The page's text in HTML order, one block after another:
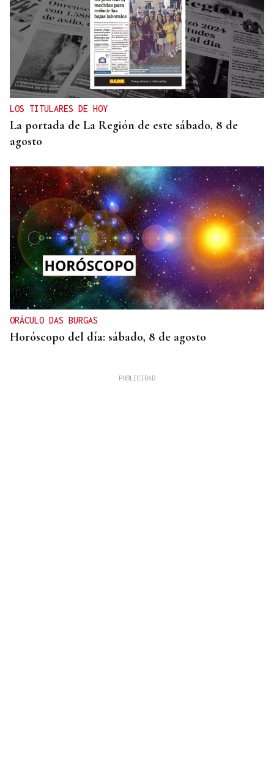
LOS TITULARES DE HOY
La portada de La Región de este sábado, 8 de
agosto
ORÁCULO DAS BURGAS
Horóscopo del día: sábado, 8 de agosto